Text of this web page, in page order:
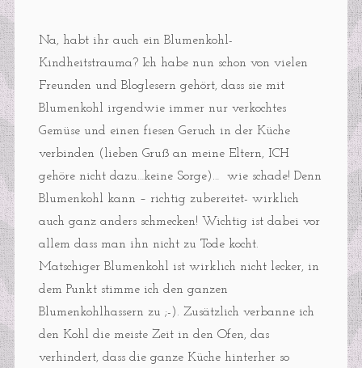
Na, habt ihr auch ein Blumenkohl-
Kindheitstrauma? Ich habe nun schon von vielen
Freunden und Bloglesern gehört, dass sie mit
Blumenkohl irgendwie immer nur verkochtes
Gemüse und einen fiesen Geruch in der Küche
verbinden (lieben Gruß an meine Eltern, ICH
gehöre nicht dazu…keine Sorge)… wie schade! Denn
Blumenkohl kann – richtig zubereitet- wirklich
auch ganz anders schmecken! Wichtig ist dabei vor
allem dass man ihn nicht zu Tode kocht.
Matschiger Blumenkohl ist wirklich nicht lecker, in
dem Punkt stimme ich den ganzen
Blumenkohlhassern zu ;-). Zusätzlich verbanne ich
den Kohl die meiste Zeit in den Ofen, das
verhindert, dass die ganze Küche hinterher so